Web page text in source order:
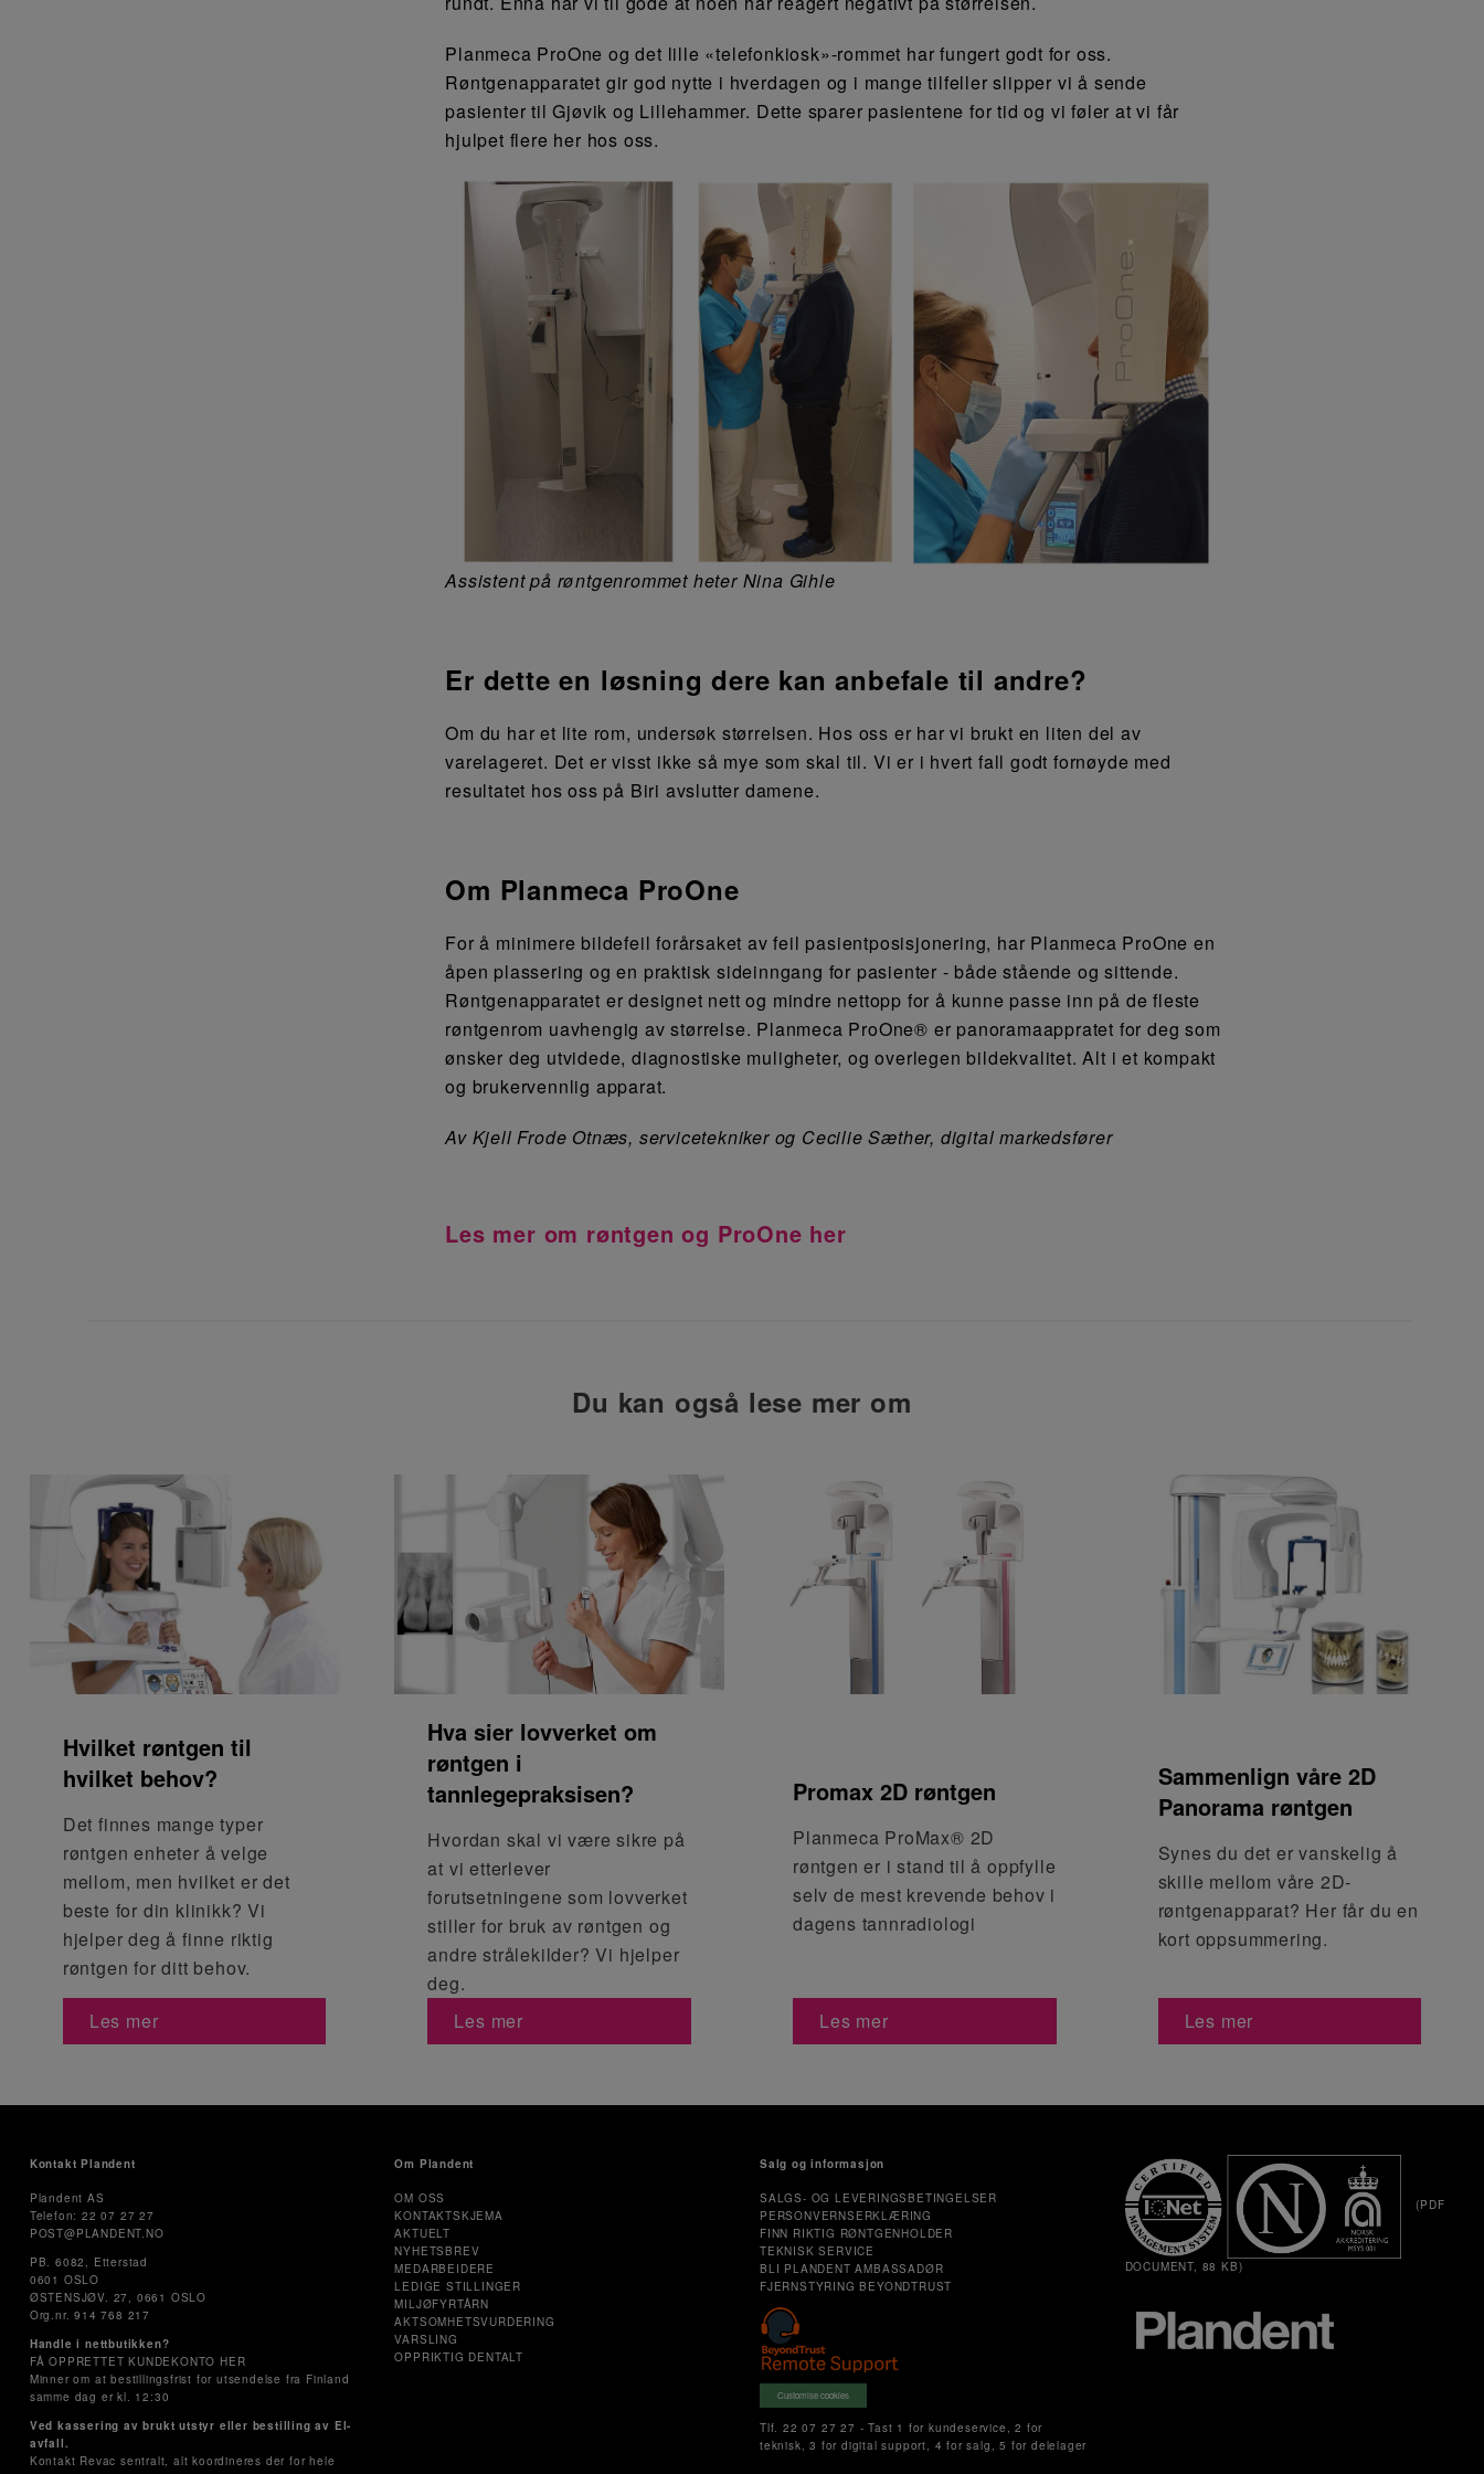
Planmeca ProOne og det lille «telefonkiosk»-rommet har fungert godt for oss.
Røntgenapparatet gir god nytte i hverdagen og i mange tilfeller slipper vi å sende
pasienter til Gjøvik og Lillehammer. Dette sparer pasientene for tid og vi føler at vi får
hjulpet flere her hos oss.
Assistent på røntgenrommet heter Nina Gihle
Er dette en løsning dere kan anbefale til andre?
Om du har et lite rom, undersøk størrelsen. Hos oss er har vi brukt en liten del av
varelageret. Det er visst ikke så mye som skal til. Vi er i hvert fall godt fornøyde med
resultatet hos oss på Biri avslutter damene.
Om Planmeca ProOne
For å minimere bildefeil forårsaket av feil pasientposisjonering, har Planmeca ProOne en
åpen plassering og en praktisk sideinngang for pasienter - både stående og sittende.
Røntgenapparatet er designet nett og mindre nettopp for å kunne passe inn på de fleste
røntgenrom uavhengig av størrelse. Planmeca ProOne® er panoramaappratet for deg som
ønsker deg utvidede, diagnostiske muligheter, og overlegen bildekvalitet. Alt i et kompakt
og brukervennlig apparat.
Av Kjell Frode Otnæs, servicetekniker og Cecilie Sæther, digital markedsfører
Les mer om røntgen og ProOne her
Du kan også lese mer om
Hvilket røntgen til
hvilket behov?
Det finnes mange typer
røntgen enheter å velge
mellom, men hvilket er det
beste for din klinikk? Vi
hjelper deg å finne riktig
røntgen for ditt behov.
Les mer
Hva sier lovverket om
røntgen i
tannlegepraksisen?
Hvordan skal vi være sikre på
at vi etterlever
forutsetningene som lovverket
stiller for bruk av røntgen og
andre strålekilder? Vi hjelper
deg.
Les mer
Promax 2D røntgen
Planmeca ProMax® 2D
røntgen er i stand til å oppfylle
selv de mest krevende behov i
dagens tannradiologi
Les mer
Sammenlign våre 2D
Panorama røntgen
Synes du det er vanskelig å
skille mellom våre 2D-
røntgenapparat? Her får du en
kort oppsummering.
Les mer
Kontakt Plandent
Plandent AS
Telefon: 22 07 27 27
POST@PLANDENT.NO
PB. 6082, Etterstad
0601 OSLO
ØSTENSJØV. 27, 0661 OSLO
Org.nr. 914 768 217
Handle i nettbutikken?
FÅ OPPRETTET KUNDEKONTO HER
Minner om at bestillingsfrist for utsendelse fra Finland
samme dag er kl. 12:30
Ved kassering av brukt utstyr eller bestilling av El-
avfall.
Kontakt Revac sentralt, alt koordineres der for hele
Om Plandent
OM OSS
KONTAKTSKJEMA
AKTUELT
NYHETSBREV
MEDARBEIDERE
LEDIGE STILLINGER
MILJØFYRTÅRN
AKTSOMHETSVURDERING
VARSLING
OPPRIKTIG DENTALT
Salg og informasjon
SALGS- OG LEVERINGSBETINGELSER
PERSONVERNSERKLÆRING
FINN RIKTIG RØNTGENHOLDER
TEKNISK SERVICE
BLI PLANDENT AMBASSADØR
FJERNSTYRING BEYONDTRUST
Customise cookies
Tlf. 22 07 27 27 - Tast 1 for kundeservice, 2 for
teknisk, 3 for digital support, 4 for salg, 5 for delelager
(PDF
DOCUMENT, 88 KB)